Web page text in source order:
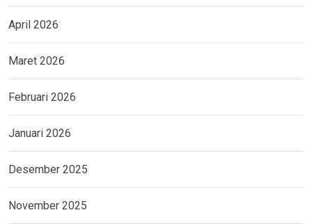
April 2026
Maret 2026
Februari 2026
Januari 2026
Desember 2025
November 2025